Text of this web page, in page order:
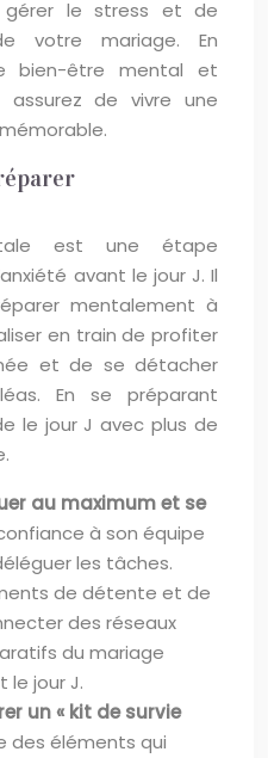
le stress et de
votre mariage. En
bien-être mental et
assurez de vivre une
est une étape
avant le jour J. Il
mentalement à
en train de profiter
et de se détacher
En se préparant
le jour J avec plus de
au maximum et se
à son équipe
les tâches.
de détente et de
des réseaux
du mariage
le jour J.
un « kit de survie
des éléments qui